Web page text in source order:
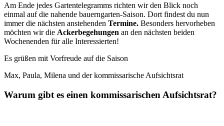
Am Ende jedes Gartentelegramms richten wir den Blick noch
einmal auf die nahende bauerngarten-Saison. Dort findest du nun
immer die nächsten anstehenden Termine. Besonders hervorheben
möchten wir die Ackerbegehungen an den nächsten beiden
Wochenenden für alle Interessierten!
Es grüßen mit Vorfreude auf die Saison
Max, Paula, Milena und der kommissarische Aufsichtsrat
Warum gibt es einen kommissarischen Aufsichtsrat?